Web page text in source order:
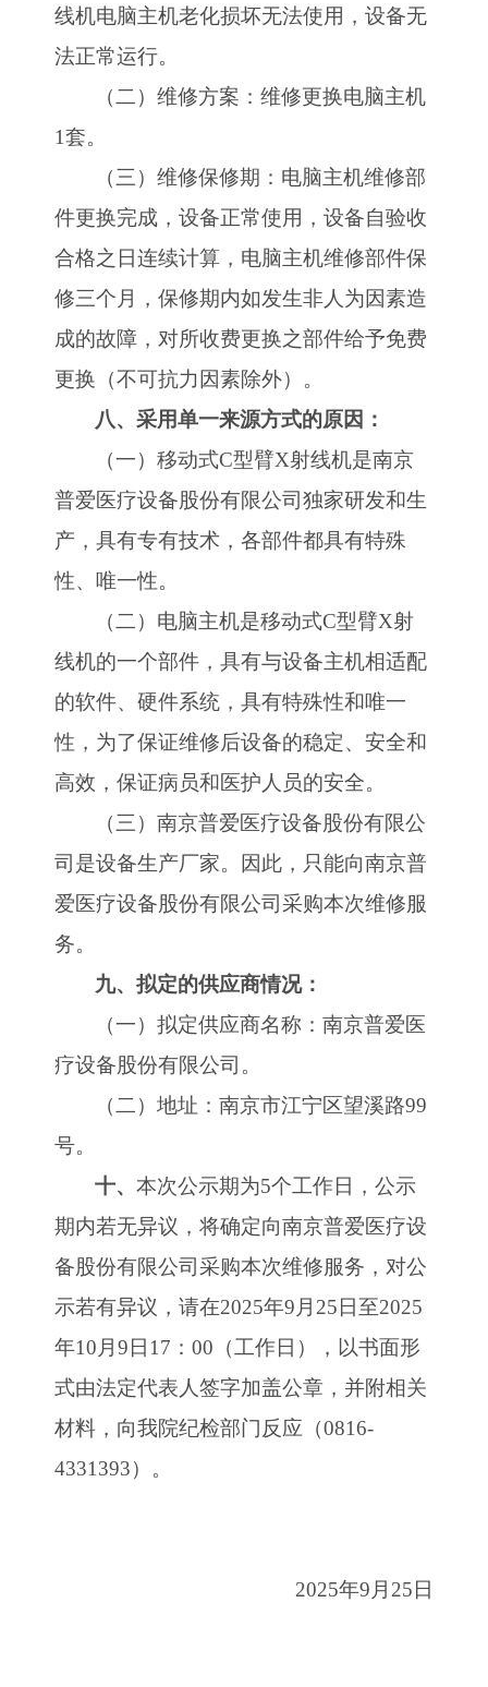
线机电脑主机老化损坏无法使用，设备无
法正常运行。
（二）维修方案：维修更换电脑主机
1套。
（三）维修保修期：电脑主机维修部
件更换完成，设备正常使用，设备自验收
合格之日连续计算，电脑主机维修部件保
修三个月，保修期内如发生非人为因素造
成的故障，对所收费更换之部件给予免费
更换（不可抗力因素除外）。
八、采用单一来源方式的原因：
（一）移动式C型臂X射线机是南京
普爱医疗设备股份有限公司独家研发和生
产，具有专有技术，各部件都具有特殊
性、唯一性。
（二）电脑主机是移动式C型臂X射
线机的一个部件，具有与设备主机相适配
的软件、硬件系统，具有特殊性和唯一
性，为了保证维修后设备的稳定、安全和
高效，保证病员和医护人员的安全。
（三）南京普爱医疗设备股份有限公
司是设备生产厂家。因此，只能向南京普
爱医疗设备股份有限公司采购本次维修服
务。
九、拟定的供应商情况：
（一）拟定供应商名称：南京普爱医
疗设备股份有限公司。
（二）地址：南京市江宁区望溪路99
号。
十、本次公示期为5个工作日，公示
期内若无异议，将确定向南京普爱医疗设
备股份有限公司采购本次维修服务，对公
示若有异议，请在2025年9月25日至2025
年10月9日17：00（工作日），以书面形
式由法定代表人签字加盖公章，并附相关
材料，向我院纪检部门反应（0816-
4331393）。
2025年9月25日